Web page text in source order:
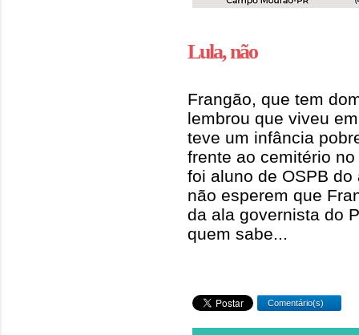
Lula, não
Frangão, que tem
lembrou que viveu
teve um infância
frente ao cemitério
foi aluno de OSPB
não esperem que
da ala governista do
quem sabe...
Comentário(s)